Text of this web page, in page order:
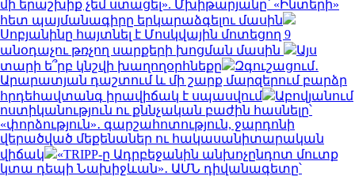
մի երաշխիք չեմ ստացել». Մխիթարյանը՝ «Ինտերի»
հետ պայմանագիրը երկարաձգելու մասին
Սոբյանինը հայտնել է Մոսկվային մոտեցող 9
անօդաչու թռչող սարքերի խոցման մասին
Այս
տարի ե՞րբ կնշվի խաղողօրհնեքը
Զգուշացում․
Արարատյան դաշտում և մի շարք մարզերում բարձր
հրդեհավտանգ իրավիճակ է սպասվում
Աբովյանում
ոստիկանություն ու քննչական բաժին հասնելը՝
«փորձություն»․ գարշահոտություն, ջարդոնի
վերածված մեքենաներ ու հակասանիտարական
վիճակ
«TRIPP-ը Ադրբեջանին անխոչընդոտ մուտք
կտա դեպի Նախիջևան»․ ԱՄՆ դիվանագետը՝